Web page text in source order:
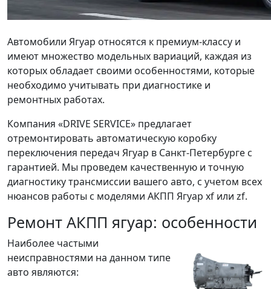
Автомобили Ягуар относятся к премиум-классу и
имеют множество модельных вариаций, каждая из
которых обладает своими особенностями, которые
необходимо учитывать при диагностике и
ремонтных работах.
Компания «DRIVE SERVICE» предлагает
отремонтировать автоматическую коробку
переключения передач Ягуар в Санкт-Петербурге с
гарантией. Мы проведем качественную и точную
диагностику трансмиссии вашего авто, с учетом всех
нюансов работы с моделями АКПП Ягуар xf или zf.
Ремонт АКПП ягуар: особенности
Наиболее частыми
неисправностями на данном типе
авто являются: